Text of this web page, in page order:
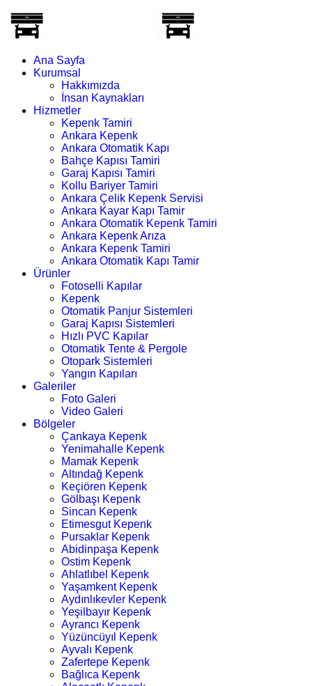
Ana Sayfa
Kurumsal
Hakkımızda
İnsan Kaynakları
Hizmetler
Kepenk Tamiri
Ankara Kepenk
Ankara Otomatik Kapı
Bahçe Kapısı Tamiri
Garaj Kapısı Tamiri
Kollu Bariyer Tamiri
Ankara Çelik Kepenk Servisi
Ankara Kayar Kapı Tamir
Ankara Otomatik Kepenk Tamiri
Ankara Kepenk Arıza
Ankara Kepenk Tamiri
Ankara Otomatik Kapı Tamir
Ürünler
Fotoselli Kapılar
Kepenk
Otomatik Panjur Sistemleri
Garaj Kapısı Sistemleri
Hızlı PVC Kapılar
Otomatik Tente & Pergole
Otopark Sistemleri
Yangın Kapıları
Galeriler
Foto Galeri
Video Galeri
Bölgeler
Çankaya Kepenk
Yenimahalle Kepenk
Mamak Kepenk
Altındağ Kepenk
Keçiören Kepenk
Gölbaşı Kepenk
Sincan Kepenk
Etimesgut Kepenk
Pursaklar Kepenk
Abidinpaşa Kepenk
Ostim Kepenk
Ahlatlıbel Kepenk
Yaşamkent Kepenk
Aydınlıkevler Kepenk
Yeşilbayır Kepenk
Ayrancı Kepenk
Yüzüncüyıl Kepenk
Ayvalı Kepenk
Zafertepe Kepenk
Bağlıca Kepenk